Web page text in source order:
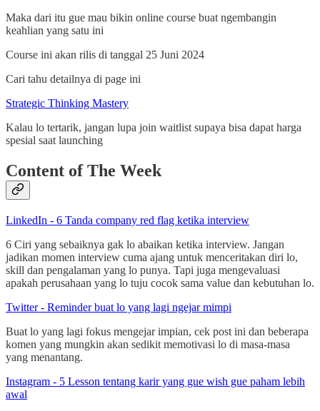
Maka dari itu gue mau bikin online course buat ngembangin
keahlian yang satu ini
Course ini akan rilis di tanggal 25 Juni 2024
Cari tahu detailnya di page ini
Strategic Thinking Mastery
Kalau lo tertarik, jangan lupa join waitlist supaya bisa dapat harga
spesial saat launching
Content of The Week
LinkedIn - 6 Tanda company red flag ketika interview
6 Ciri yang sebaiknya gak lo abaikan ketika interview. Jangan
jadikan momen interview cuma ajang untuk menceritakan diri lo,
skill dan pengalaman yang lo punya. Tapi juga mengevaluasi
apakah perusahaan yang lo tuju cocok sama value dan kebutuhan lo.
Twitter - Reminder buat lo yang lagi ngejar mimpi
Buat lo yang lagi fokus mengejar impian, cek post ini dan beberapa
komen yang mungkin akan sedikit memotivasi lo di masa-masa
yang menantang.
Instagram - 5 Lesson tentang karir yang gue wish gue paham lebih
awal